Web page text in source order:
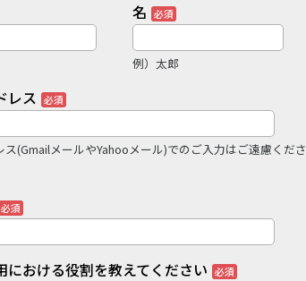
名
例）太郎
レス
ス(GmailメールやYahooメール)でのご入力はご遠慮くださ
における役割を教えてください